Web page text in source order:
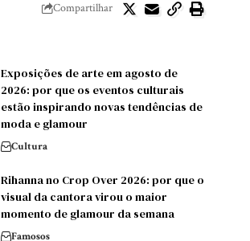
Compartilhar
Exposições de arte em agosto de
2026: por que os eventos culturais
estão inspirando novas tendências de
moda e glamour
Cultura
Rihanna no Crop Over 2026: por que o
visual da cantora virou o maior
momento de glamour da semana
Famosos